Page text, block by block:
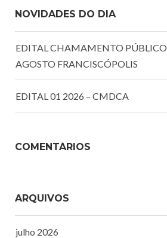
NOVIDADES DO DIA
EDITAL CHAMAMENTO PÚBLICO
AGOSTO FRANCISCÓPOLIS
EDITAL 01 2026 – CMDCA
COMENTÁRIOS
ARQUIVOS
julho 2026